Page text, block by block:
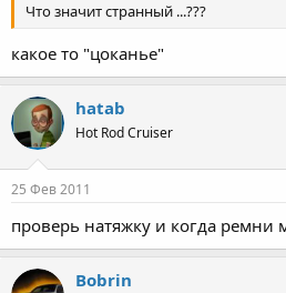
Что значит странный ...???
какое то "цоканье"
hatab
Hot Rod Cruiser
25 Фев 2011
проверь натяжку и когда ремни
Bobrin